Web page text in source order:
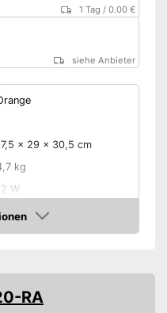
1 Tag /0.00 €
siehe Anbieter
x 29 x 30,5 cm
kg
W
- Middle
- Kanal
- Volume
RA